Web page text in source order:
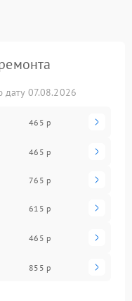
07.08.2026
465 р
465 р
765 р
615 р
465 р
855 р